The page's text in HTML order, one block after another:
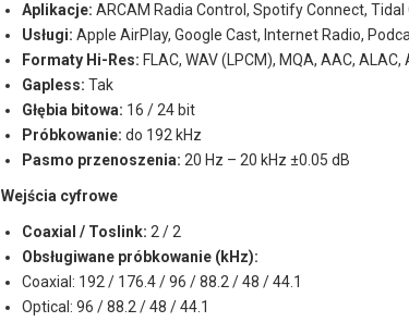
Aplikacje: ARCAM Radia Control, Spotify Connect,
Usługi: Apple AirPlay, Google Cast, Internet Radio,
Formaty Hi-Res: FLAC, WAV (LPCM), MQA, AAC, ALAC,
Gapless: Tak
Głębia bitowa: 16 / 24 bit
Próbkowanie: do 192 kHz
Pasmo przenoszenia: 20 Hz – 20 kHz ±0.05 dB
Wejścia cyfrowe
Coaxial / Toslink: 2 / 2
Obsługiwane próbkowanie (kHz):
Coaxial: 192 / 176.4 / 96 / 88.2 / 48 / 44.1
Optical: 96 / 88.2 / 48 / 44.1